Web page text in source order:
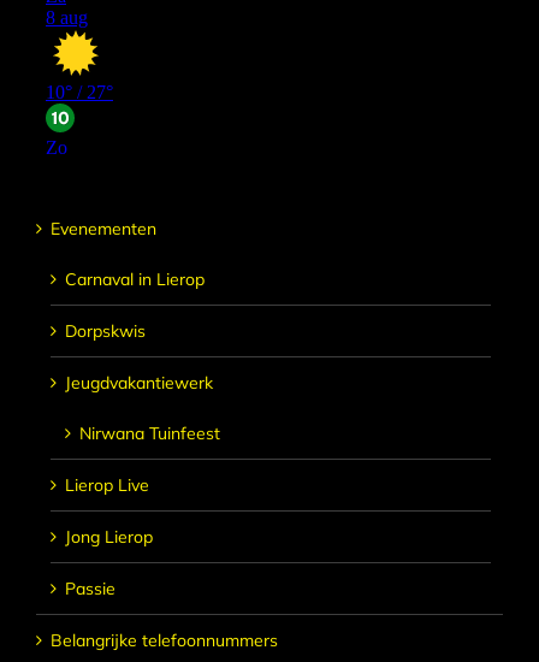
Evenementen
Carnaval in Lierop
Dorpskwis
Jeugdvakantiewerk
Nirwana Tuinfeest
Lierop Live
Jong Lierop
Passie
Belangrijke telefoonnummers